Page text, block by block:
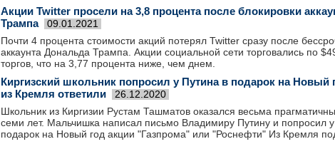
Акции Twitter просели на 3,8 процента после блокировки
Трампа
09.01.2021
Почти 4 процента стоимости акций потерял Twitter сразу после
аккаунта Дональда Трампа. Акции социальной сети торговались по
торгов, что на 3,77 процента ниже, чем днем.
Киргизский школьник попросил у Путина в подарок на Новый
из Кремля ответили
26.12.2020
Школьник из Киргизии Рустам Ташматов оказался весьма
семи лет. Мальчишка написал письмо Владимиру Путину и попросил
подарок на Новый год акции "Газпрома" или "Роснефти" Из Кремля